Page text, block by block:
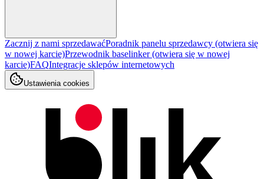
Zacznij z nami sprzedawaćPoradnik panelu sprzedawcy (otwiera się
w nowej karcie)Przewodnik baselinker(otwiera się w nowej
karcie)FAQIntegracje sklepów internetowych
Ustawienia cookies